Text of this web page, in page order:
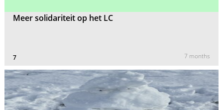
Meer solidariteit op het LC
7 7 months